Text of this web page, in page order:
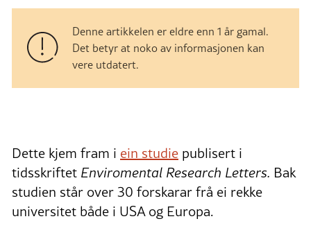
Denne artikkelen er eldre enn 1 år gamal.
Det betyr at noko av informasjonen kan
vere utdatert.
Dette kjem fram i ein studie publisert i
tidsskriftet Enviromental Research Letters. Bak
studien står over 30 forskarar frå ei rekke
universitet både i USA og Europa.